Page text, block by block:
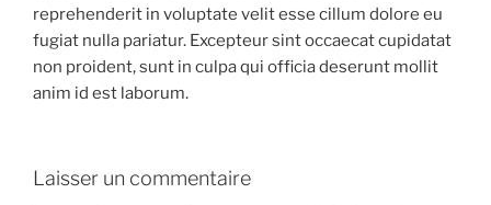
reprehenderit in voluptate velit esse cillum dolore eu
fugiat nulla pariatur. Excepteur sint occaecat cupidatat
non proident, sunt in culpa qui officia deserunt mollit
anim id est laborum.
Laisser un commentaire